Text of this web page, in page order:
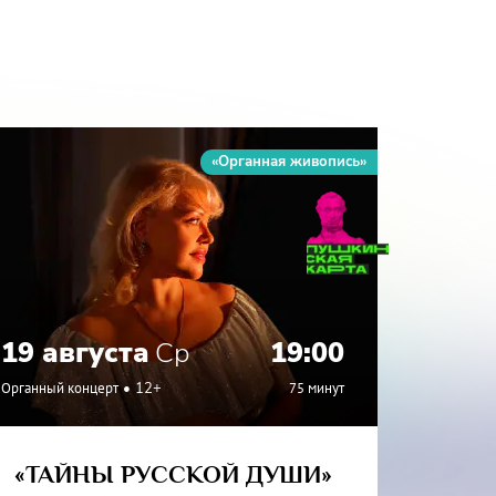
«Органная живопись»
19 августаСр 19:00
Органный концерт 12+ 75 минут
«ТАЙНЫ РУССКОЙ ДУШИ»